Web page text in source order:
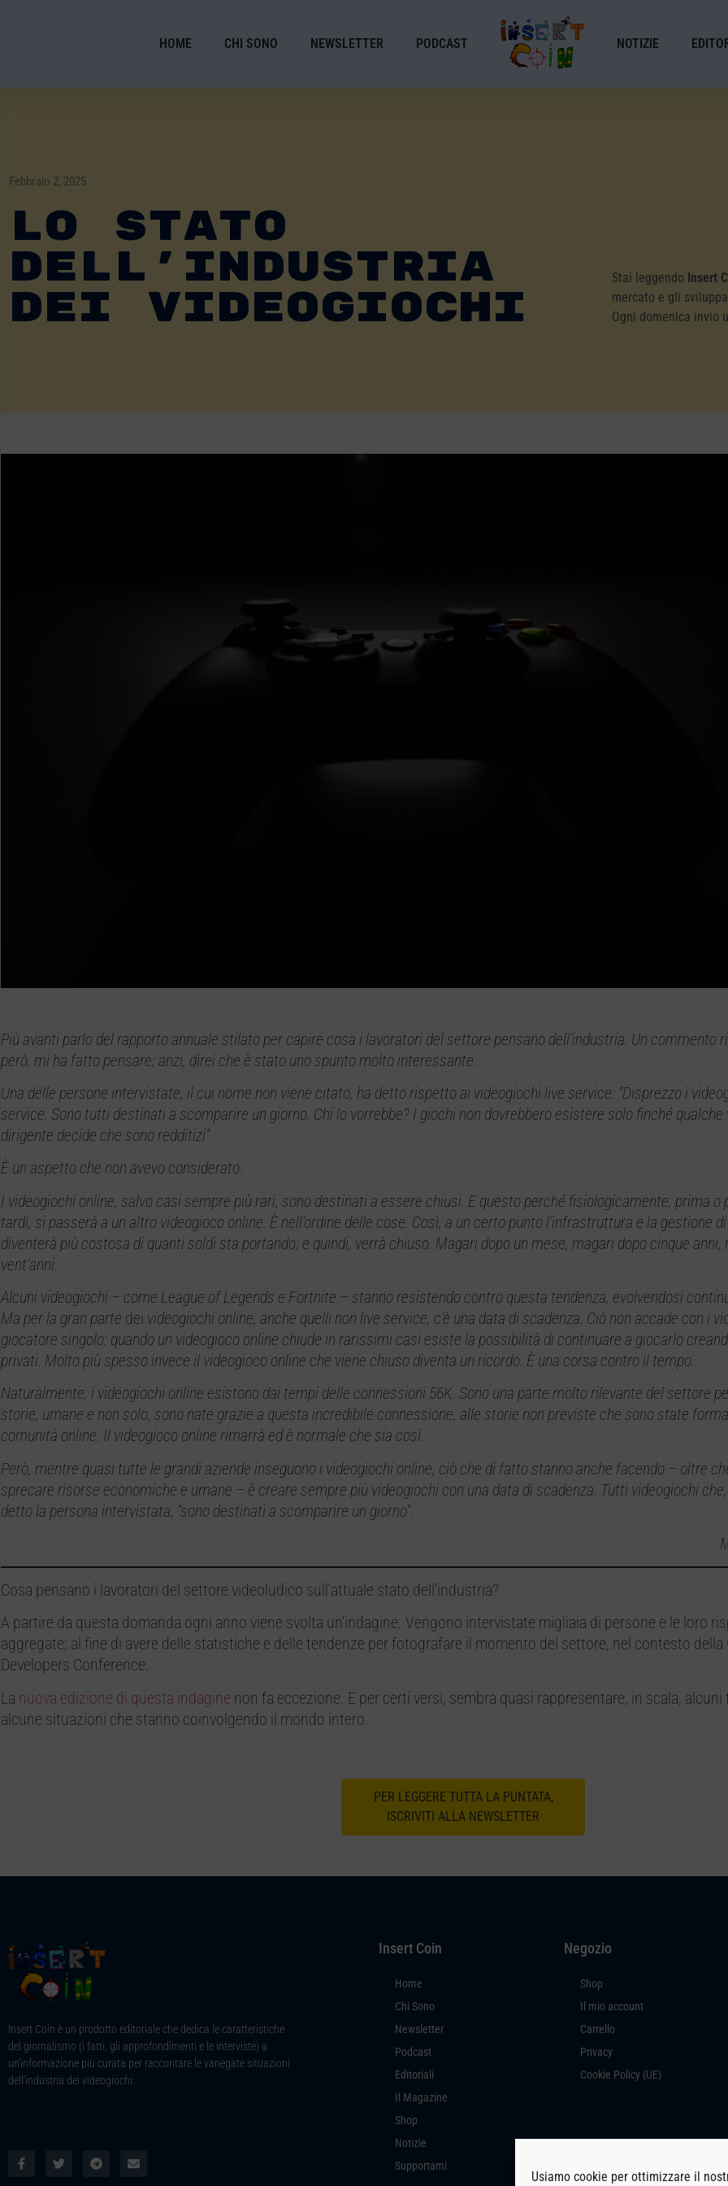
Usiamo cookie per ottimizzare il
HOME CHI SONO NEWSLETTER PODCAST NOTIZIE
Febbraio 2, 2025
LO STATO
DELL’INDUSTRIA
DEI VIDEOGIOCHI
Stai leggendo Insert
mercato e gli
Ogni domenica invio
Più avanti parlo del rapporto annuale stilato per capire cosa i lavoratori del settore pensano dell’industria. Un commento
però, mi ha fatto pensare; anzi, direi che è stato uno spunto molto interessante.
Una delle persone intervistate, il cui nome non viene citato, ha detto rispetto ai videogiochi live service: “Disprezzo i
service. Sono tutti destinati a scomparire un giorno. Chi lo vorrebbe? I giochi non dovrebbero esistere solo finché qualche
dirigente decide che sono redditizi”.
È un aspetto che non avevo considerato.
I videogiochi online, salvo casi sempre più rari, sono destinati a essere chiusi. E questo perché fisiologicamente, prima o
tardi, si passerà a un altro videogioco online. È nell’ordine delle cose. Così, a un certo punto l’infrastruttura e la gestione
diventerà più costosa di quanti soldi sta portando; e quindi, verrà chiuso. Magari dopo un mese, magari dopo cinque anni,
vent’anni.
Alcuni videogiochi – come League of Legends e Fortnite – stanno resistendo contro questa tendenza, evolvendosi
Ma per la gran parte dei videogiochi online, anche quelli non live service, c’è una data di scadenza. Ciò non accade con i
giocatore singolo: quando un videogioco online chiude in rarissimi casi esiste la possibilità di continuare a giocarlo
privati. Molto più spesso invece il videogioco online che viene chiuso diventa un ricordo. È una corsa contro il tempo.
Naturalmente, i videogiochi online esistono dai tempi delle connessioni 56K. Sono una parte molto rilevante del settore
storie, umane e non solo, sono nate grazie a questa incredibile connessione, alle storie non previste che sono state
comunità online. Il videogioco online rimarrà ed è normale che sia così.
Però, mentre quasi tutte le grandi aziende inseguono i videogiochi online, ciò che di fatto stanno anche facendo – oltre
sprecare risorse economiche e umane – è creare sempre più videogiochi con una data di scadenza. Tutti videogiochi
detto la persona intervistata, “sono destinati a scomparire un giorno”.
Cosa pensano i lavoratori del settore videoludico sull’attuale stato dell’industria?
A partire da questa domanda ogni anno viene svolta un’indagine. Vengono intervistate migliaia di persone e le loro
aggregate; al fine di avere delle statistiche e delle tendenze per fotografare il momento del settore, nel contesto della
Developers Conference.
La nuova edizione di questa indagine non fa eccezione. E per certi versi, sembra quasi rappresentare, in scala, alcuni
alcune situazioni che stanno coinvolgendo il mondo intero.
PER LEGGERE TUTTA LA PUNTATA,
ISCRIVITI ALLA NEWSLETTER
Insert Coin è un prodotto editoriale che dedica le caratteristiche
del giornalismo (i fatti, gli approfondimenti e le interviste) a
un’informazione più curata per raccontare le variegate situazioni
dell’industria dei videogiochi.
Insert Coin
Home
Chi Sono
Newsletter
Podcast
Editoriali
Il Magazine
Shop
Notizie
Supportami
Negozio
Shop
Il mio account
Carrello
Privacy
Cookie Policy (UE)